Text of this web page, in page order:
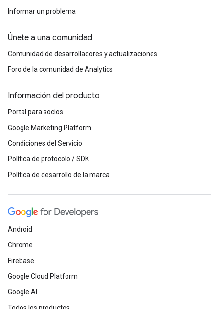
Informar un problema
Únete a una comunidad
Comunidad de desarrolladores y actualizaciones
Foro de la comunidad de Analytics
Información del producto
Portal para socios
Google Marketing Platform
Condiciones del Servicio
Política de protocolo / SDK
Política de desarrollo de la marca
Android
Chrome
Firebase
Google Cloud Platform
Google AI